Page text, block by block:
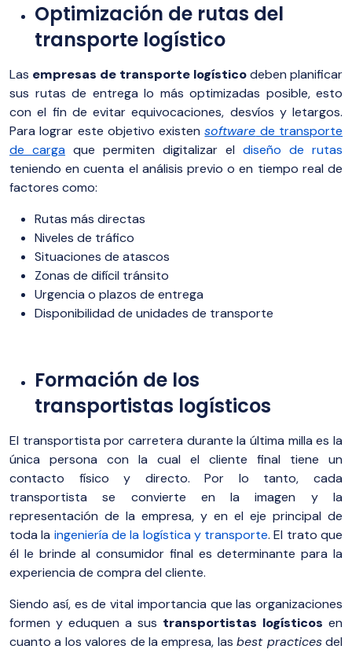
Optimización de rutas del
transporte logístico
Las empresas de transporte logísticodeben planificar
sus rutas de entrega lo más optimizadas posible, esto
con el fin de evitar equivocaciones, desvíos y letargos.
Para lograr este objetivo existensoftware de transporte
de carga que permiten digitalizar el diseño de rutas
teniendo en cuenta el análisis previo o en tiempo real de
factores como:
Rutas más directas
Niveles de tráfico
Situaciones de atascos
Zonas de difícil tránsito
Urgencia o plazos de entrega
Disponibilidad de unidades de transporte
Formación de los
transportistas logísticos
El transportista por carretera durante la última milla es la
única persona con la cual el cliente final tiene un
contacto físico y directo. Por lo tanto, cada
transportista se convierte en la imagen y la
representación de la empresa, y en el eje principal de
toda la ingeniería de la logística y transporte. El trato que
él le brinde al consumidor final es determinante para la
experiencia de compra del cliente.
Siendo así, es de vital importancia que las organizaciones
formen y eduquen a sus transportistas logísticos en
cuanto a los valores de la empresa, lasbest practicesdel